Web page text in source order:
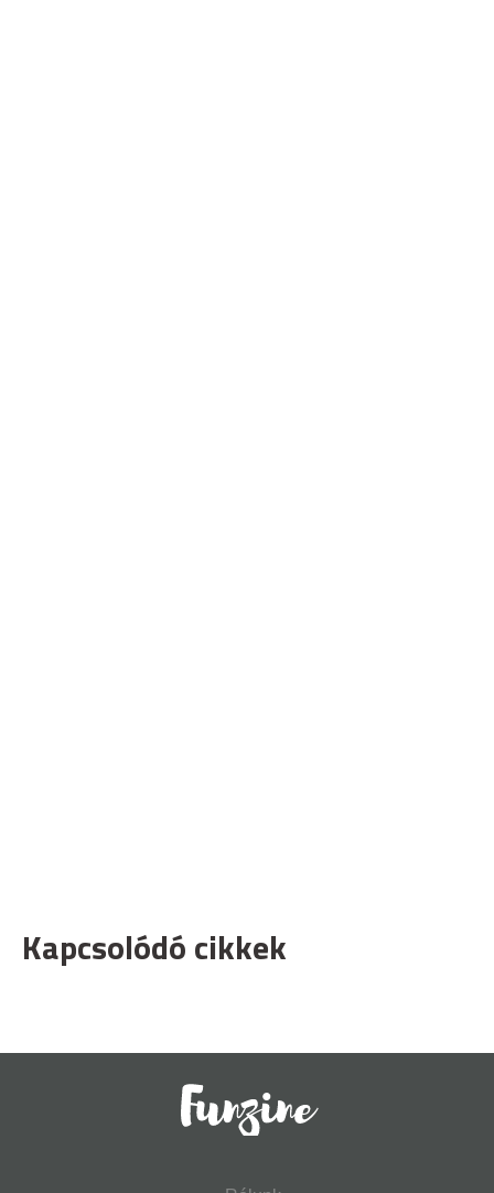
Kapcsolódó cikkek